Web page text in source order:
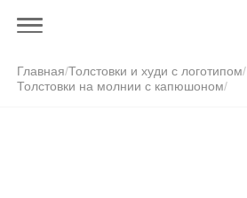
Главная/Толстовки и худи с логотипом/
Толстовки на молнии с капюшоном/